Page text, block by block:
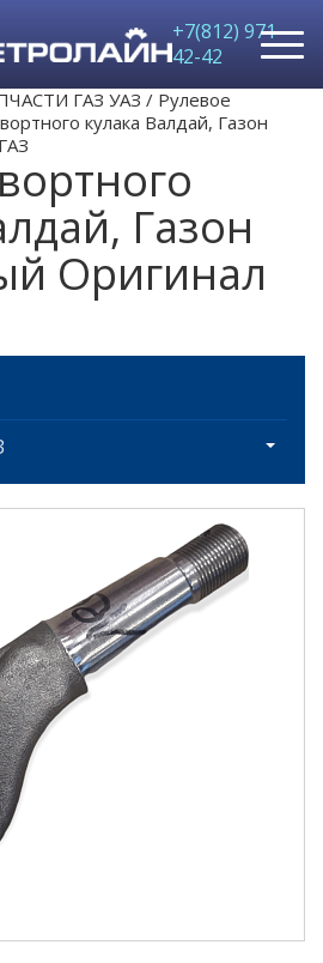
+7(812) 971-
42-42
ГАЗ УАЗ / Рулевое
кулака Валдай, Газон
Газон
Оригинал